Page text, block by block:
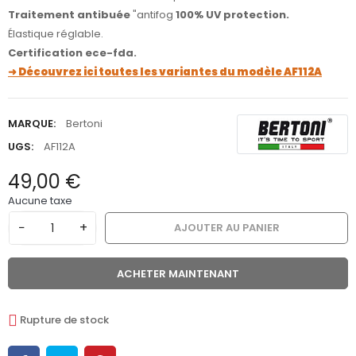
Traitement antibuée"antifog 100% UV protection.
Élastique réglable.
Certification ece-fda.
➜ Découvrez ici toutes les variantes du modèle AF112A
MARQUE:
Bertoni
UGS:
AF112A
49,00 €
Aucune taxe
− + AJOUTER AU PANIER
ACHETER MAINTENANT
Rupture de stock